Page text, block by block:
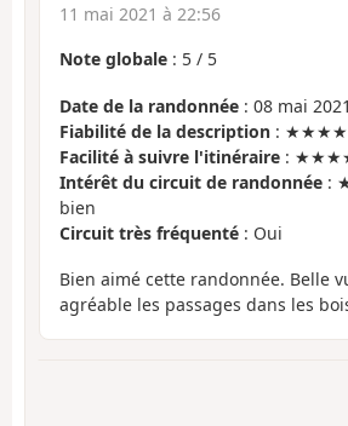
11 mai 2021 à 22:56
Note globale : 5 / 5
Date de la randonnée : 08 mai 2021
Fiabilité de la description :
Facilité à suivre l'itinéraire :
Intérêt du circuit de randonnée :
bien
Circuit très fréquenté : Oui
Bien aimé cette randonnée. Belle
agréable les passages dans les